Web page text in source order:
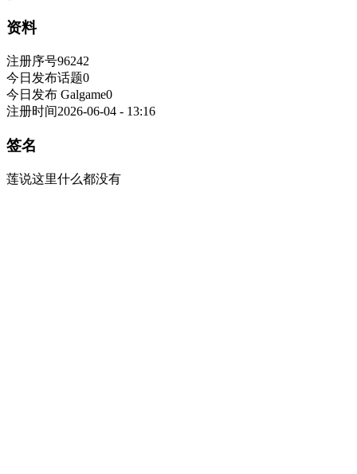
资料
注册序号96242
今日发布话题0
今日发布 Galgame0
注册时间2026-06-04 - 13:16
签名
莲说这里什么都没有